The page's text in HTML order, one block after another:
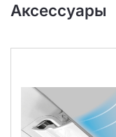
Аксессуары